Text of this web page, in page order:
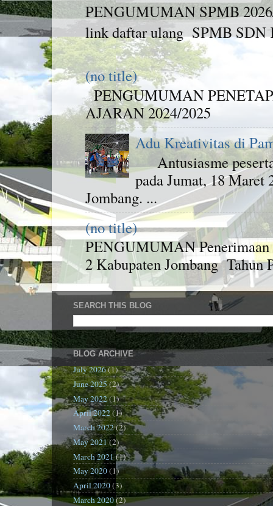
PENGUMUMAN SPMB
link daftar ulang SPMB SDN
(no title)
PENGUMUMAN
AJARAN 2024/2025
Adu Kreativitas di
Antusiasme peserta
pada Jumat, 18 Maret
Jombang. ...
(no title)
PENGUMUMAN Penerimaan
2 Kabupaten Jombang Tahun
SEARCH THIS BLOG
BLOG ARCHIVE
July 2026(1)
June 2025(2)
May 2022(1)
April 2022(1)
March 2022(2)
May 2021(2)
March 2021(1)
May 2020(1)
April 2020(3)
March 2020(2)